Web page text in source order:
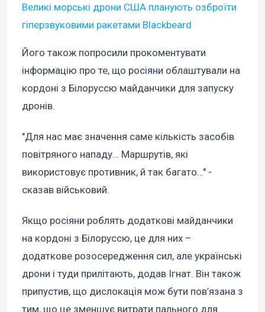
Великі морські дрони США планують озброїти
гіперзвуковими ракетами Blackbeard
Його також попросили прокоментувати
інформацію про те, що росіяни облаштували на
кордоні з Білоруссю майданчики для запуску
дронів.
"Для нас має значення саме кількість засобів
повітряного нападу… Маршрутів, які
використовує противник, й так багато…" -
сказав військовий.
Якщо росіяни роблять додаткові майданчики
на кордоні з Білоруссю, це для них –
додаткове розосередження сил, але українські
дрони і туди прилітають, додав Ігнат. Він також
припустив, що дислокація мож бути пов’язана з
тим, що це зменшує витрати пального для